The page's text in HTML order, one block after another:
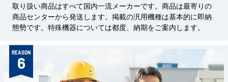
取り扱い商品はすべて国内一流メーカーです。商品は最寄りの
商品センターから発送します。掲載の汎用機種は基本的に即納
態勢です。特殊機器については都度、納期をご案内します。
REASON
6